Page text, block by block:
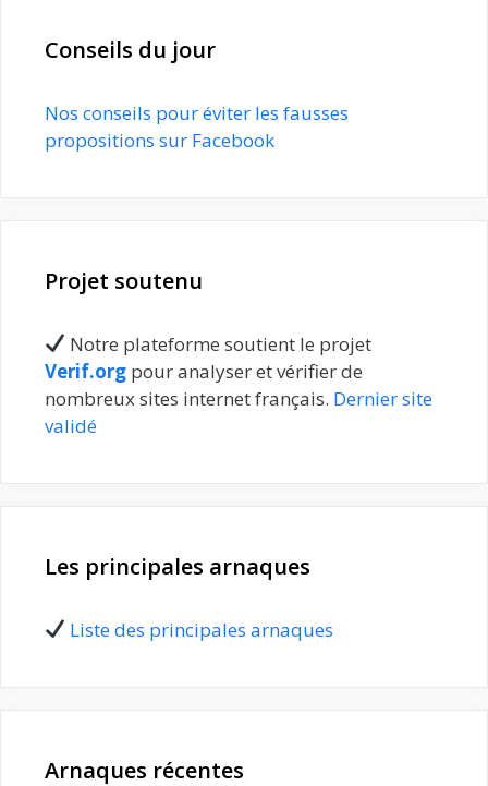
Conseils du jour
Nos conseils pour éviter les fausses
propositions sur Facebook
Projet soutenu
Notre plateforme soutient le projet
Verif.org pour analyser et vérifier de
nombreux sites internet français. Dernier site
validé
Les principales arnaques
Liste des principales arnaques
Arnaques récentes